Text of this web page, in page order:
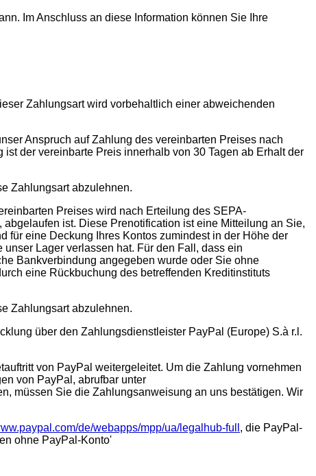
Im Anschluss an diese Information können Sie Ihre
Zahlungsart wird vorbehaltlich einer abweichenden
Anspruch auf Zahlung des vereinbarten Preises nach
der vereinbarte Preis innerhalb von 30 Tagen ab Erhalt der
Zahlungsart abzulehnen.
Preises wird nach Erteilung des SEPA-
ist. Diese Prenotification ist eine Mitteilung an Sie,
für eine Deckung Ihres Kontos zumindest in der Höhe der
Lager verlassen hat. Für den Fall, dass ein
Bankverbindung angegeben wurde oder Sie ohne
eine Rückbuchung des betreffenden Kreditinstituts
Zahlungsart abzulehnen.
über den Zahlungsdienstleister PayPal (Europe) S.à r.l.
von PayPal weitergeleitet. Um die Zahlung vornehmen
von PayPal, abrufbar unter
müssen Sie die Zahlungsanweisung an uns bestätigen. Wir
de/webapps/mpp/ua/legalhub-full , die PayPal-
ohne PayPal-Konto'